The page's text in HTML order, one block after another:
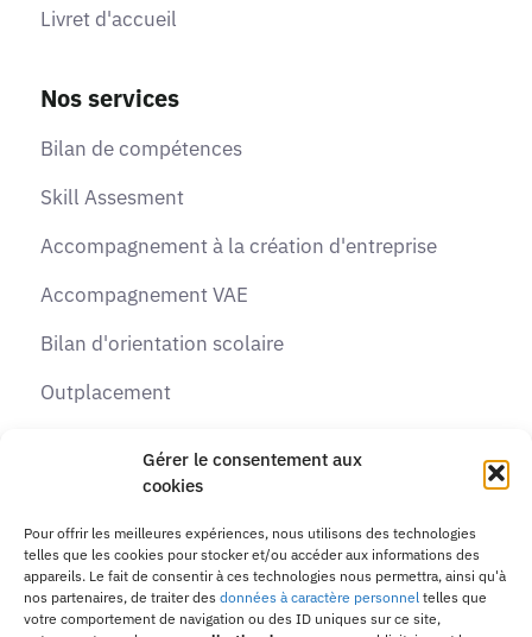
Gérer le consentement aux
cookies
Pour offrir les meilleures expériences, nous utilisons des technologies
telles que les cookies pour stocker et/ou accéder aux informations des
appareils. Le fait de consentir à ces technologies nous permettra, ainsi qu'à
nos partenaires, de traiter des données à caractère personnel telles que
votre comportement de navigation ou des ID uniques sur ce site,
Livret d'accueil
Nos services
Bilan de compétences
Skill Assesment
Accompagnement à la création d'entreprise
Accompagnement VAE
Bilan d'orientation scolaire
Outplacement
Formations
Contactez-nous
Adresse :10 passage de la Margeride, 31770